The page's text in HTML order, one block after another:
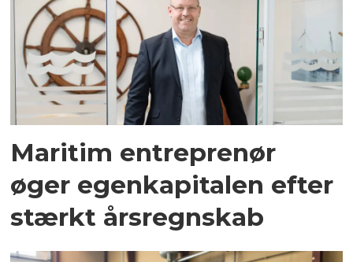
Maritim entreprenør
øger egenkapitalen efter
stærkt årsregnskab